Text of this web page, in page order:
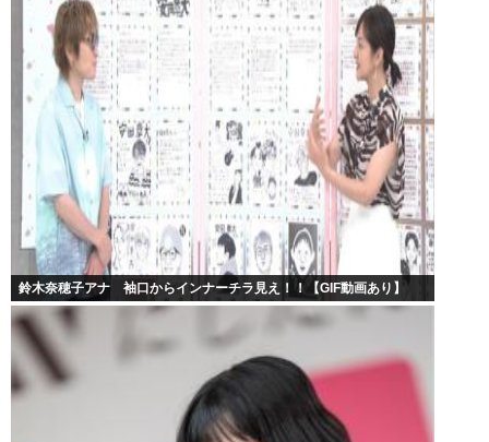
鈴木奈穂子アナ 袖口からインナーチラ見え！！【GIF動画あり】